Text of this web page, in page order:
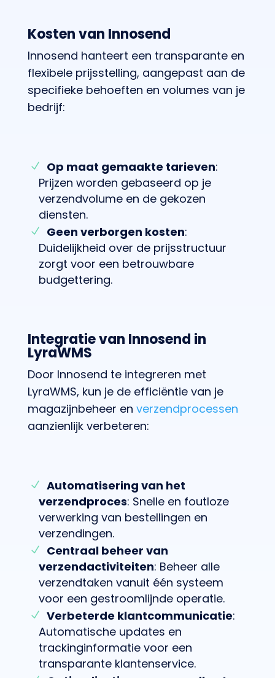
Kosten van Innosend
Innosend hanteert een transparante en
flexibele prijsstelling, aangepast aan de
specifieke behoeften en volumes van je
bedrijf:
Op maat gemaakte tarieven:
Prijzen worden gebaseerd op je
verzendvolume en de gekozen
diensten.
Geen verborgen kosten:
Duidelijkheid over de prijsstructuur
zorgt voor een betrouwbare
budgettering.
Integratie van Innosend in
LyraWMS
Door Innosend te integreren met
LyraWMS, kun je de efficiëntie van je
magazijnbeheer en verzendprocessen
aanzienlijk verbeteren:
Automatisering van het
verzendproces: Snelle en foutloze
verwerking van bestellingen en
verzendingen.
Centraal beheer van
verzendactiviteiten: Beheer alle
verzendtaken vanuit één systeem
voor een gestroomlijnde operatie.
Verbeterde klantcommunicatie:
Automatische updates en
trackinginformatie voor een
transparante klantenservice.